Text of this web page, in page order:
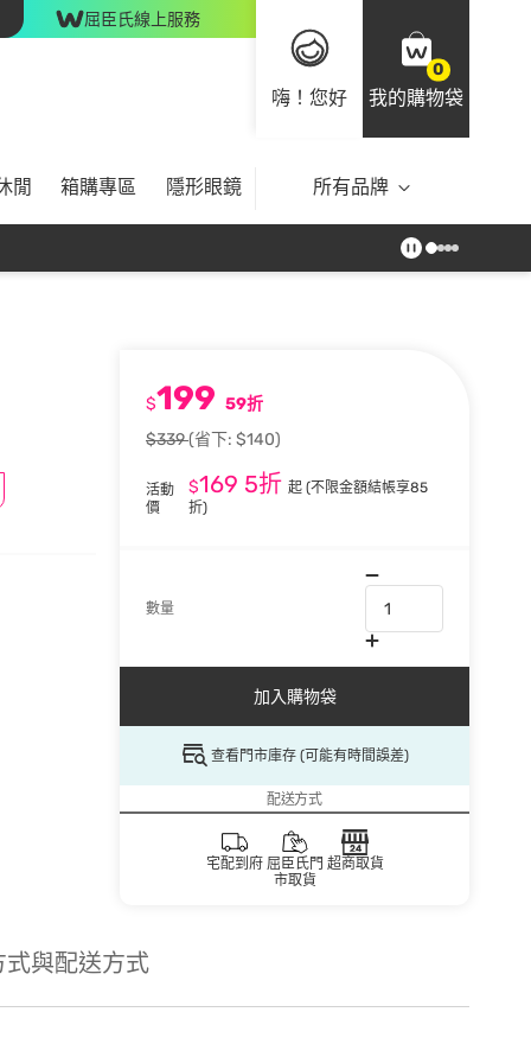
屈臣氏線上服務
嗨！您好
0
我的購物袋
閒 箱購專區 隱形眼鏡 所有品牌
$199 59折
$339(省下: $140)
活動
價
$169 5折 起 (不限金額結帳享85
折)
數量
加入購物袋
查看門市庫存 (可能有時間誤差)
配送方式
宅配到府 屈臣氏門
市取貨
超商取貨
式與配送方式